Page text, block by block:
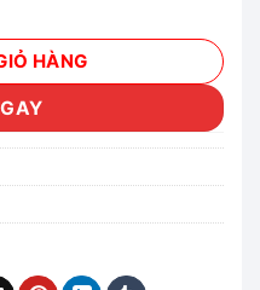
bảo vệ motor số lượng
HÀNG